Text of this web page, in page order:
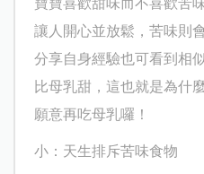
寶寶喜歡甜味而不喜歡苦
讓人開心並放鬆，苦味則
分享自身經驗也可看到相
比母乳甜，這也就是為什
願意再吃母乳囉！
小：天生排斥苦味食物